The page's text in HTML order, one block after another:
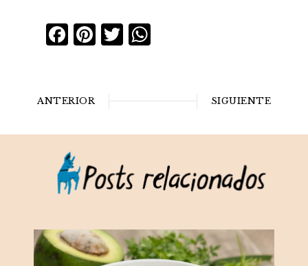
Facebook
Pinterest
Twitter
WhatsApp
ANTERIOR SIGUIENTE